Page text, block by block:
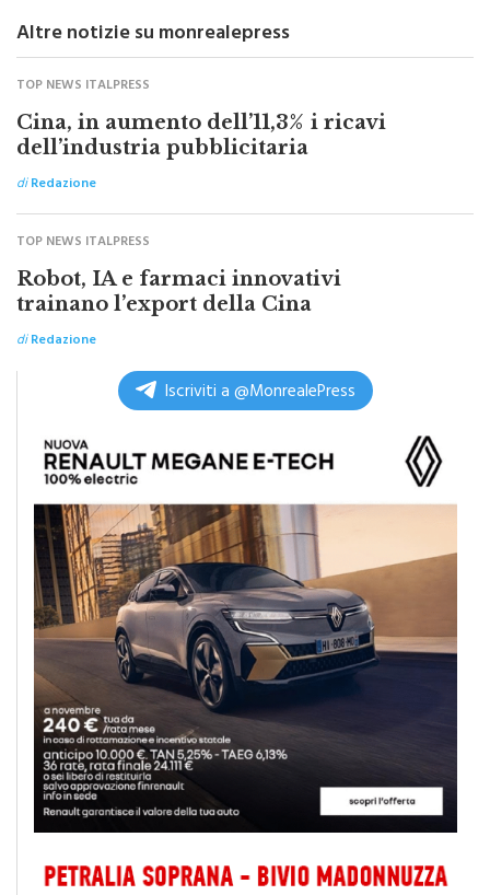
Altre notizie su monrealepress
TOP NEWS ITALPRESS
Cina, in aumento dell’11,3% i ricavi
dell’industria pubblicitaria
diRedazione
TOP NEWS ITALPRESS
Robot, IA e farmaci innovativi
trainano l’export della Cina
di